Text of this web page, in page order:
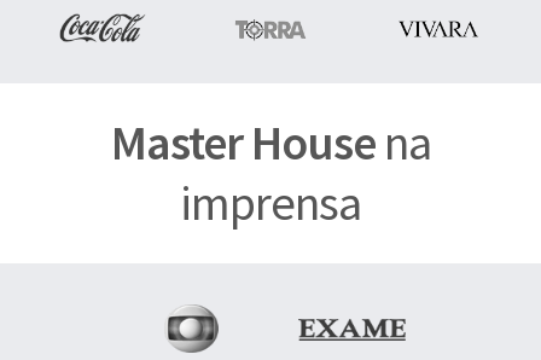
Master Housena
imprensa